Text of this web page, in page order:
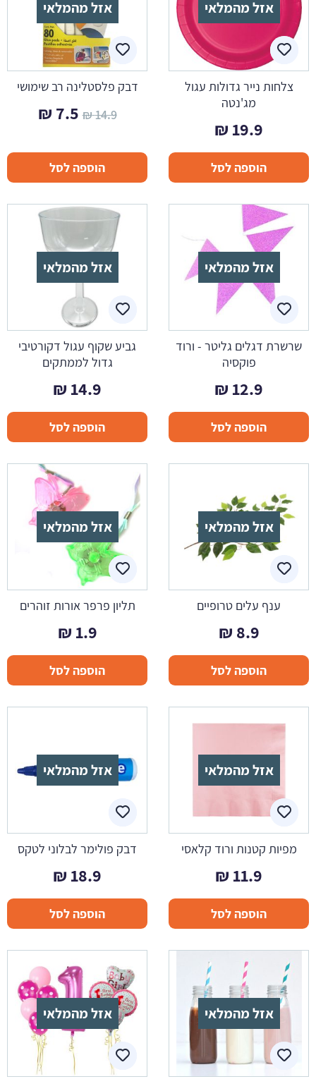
אזל מהמלאי
צלחות נייר גדולות עגול
מג'נטה
19.9
₪
הוספה לסל
אזל מהמלאי
דבק פלסטלינה רב שימושי
14.9
₪ המחיר
היה:
14.9 ₪.
7.5
₪
הוא:
7.5 ₪.
הוספה לסל
אזל מהמלאי
שרשרת דגלים גליטר - ורוד
פוקסיה
12.9
₪
הוספה לסל
אזל מהמלאי
גביע שקוף עגול דקורטיבי
גדול לממתקים
14.9
₪
הוספה לסל
אזל מהמלאי
ענף עלים טרופיים
8.9
₪
הוספה לסל
אזל מהמלאי
תליון פרפר אורות זוהרים
1.9
₪
הוספה לסל
אזל מהמלאי
מפיות קטנות ורוד קלאסי
11.9
₪
הוספה לסל
אזל מהמלאי
דבק פולימר לבלוני לטקס
18.9
₪
הוספה לסל
אזל מהמלאי אזל מהמלאי